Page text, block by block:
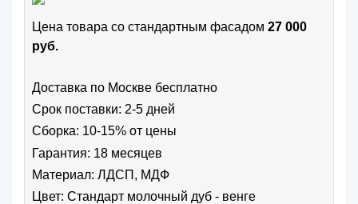
Цена товара cо стандартным фасадом 27 000
руб.
Доставка по Москве бесплатно
Срок поставки: 2-5 дней
Сборка: 10-15% от цены
Гарантия: 18 месяцев
Материал: ЛДСП, МДФ
Цвет: Стандарт молочный дуб - венге